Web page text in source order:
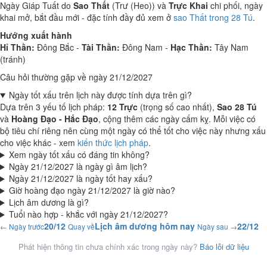
Ngày Giáp Tuất do Sao Thất (Trư (Heo)) và Trực Khai chi phối, ngày
khai mở, bắt đầu mới - đặc tính đầy đủ xem ở sao Thất trong 28 Tú.
Hướng xuất hành
Hỉ Thần: Đông Bắc - Tài Thần: Đông Nam - Hạc Thần: Tây Nam
(tránh)
Câu hỏi thường gặp về ngày 21/12/2027
Ngày tốt xấu trên lịch này được tính dựa trên gì?
Dựa trên 3 yếu tố lịch pháp: 12 Trực (trọng số cao nhất), Sao 28 Tú
và Hoàng Đạo - Hắc Đạo, cộng thêm các ngày cấm kỵ. Mỗi việc có
bộ tiêu chí riêng nên cùng một ngày có thể tốt cho việc này nhưng xấu
cho việc khác - xem kiến thức lịch pháp.
Xem ngày tốt xấu có đáng tin không?
Ngày 21/12/2027 là ngày gì âm lịch?
Ngày 21/12/2027 là ngày tốt hay xấu?
Giờ hoàng đạo ngày 21/12/2027 là giờ nào?
Lịch âm dương là gì?
Tuổi nào hợp - khắc với ngày 21/12/2027?
← Ngày trước20/12 Quay vềLịch âm dương hôm nay Ngày sau →22/12
Phát hiện thông tin chưa chính xác trong ngày này? Báo lỗi dữ liệu